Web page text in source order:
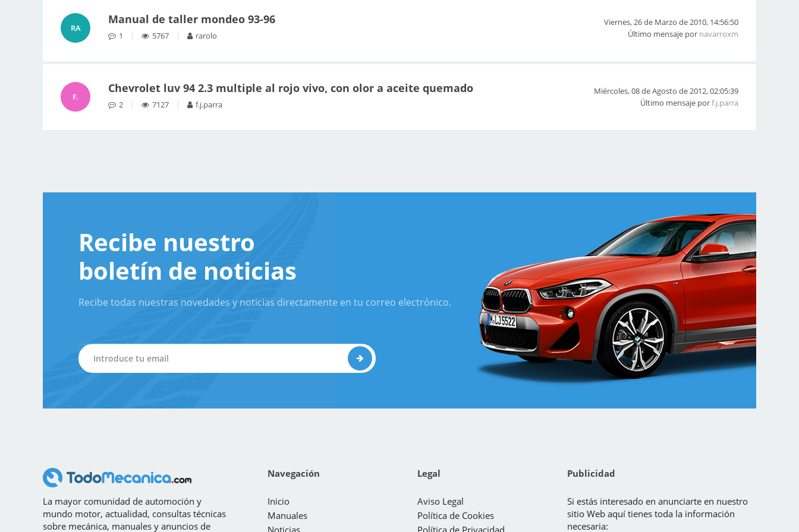
RA
Manual de taller mondeo 93-96
1 5767 rarolo
Viernes, 26 de Marzo de 2010, 14:56:50
Último mensaje por navarroxm
F.
Chevrolet luv 94 2.3 multiple al rojo vivo, con olor a aceite quemado
2 7127 f.j.parra
Miércoles, 08 de Agosto de 2012, 02:05:39
Último mensaje porf.j.parra
Recibe nuestro
boletín de noticias
Recibe todas nuestras novedades y noticias directamente en tu correo electrónico.
La mayor comunidad de automoción y
mundo motor, actualidad, consultas técnicas
sobre mecánica, manuales y anuncios de
Navegación
Inicio
Manuales
Noticias
Legal
Aviso Legal
Política de Cookies
Política de Privacidad
Publicidad
Si estás interesado en anunciarte en nuestro
sitio Web aquí tienes toda la información
necesaria: